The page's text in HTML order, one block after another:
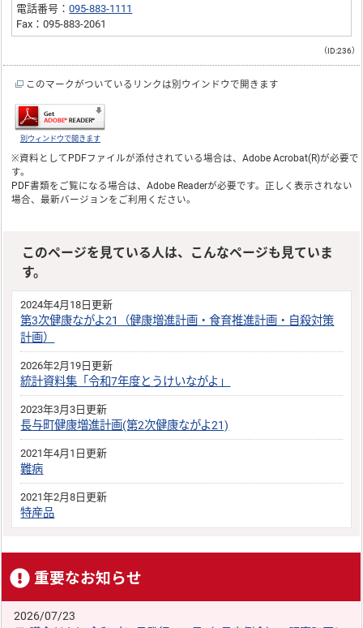
電話番号：095-883-1111
Fax：095-883-2061
（ID:236）
このマークがついているリンクは別ウインドウで開きます
別ウィンドウで開きます
※資料としてPDFファイルが添付されている場合は、Adobe Acrobat(R)が必要で
す。
PDF書類をご覧になる場合は、Adobe Readerが必要です。正しく表示されない
場合、最新バージョンをご利用ください。
このページを見ている人は、こんなページも見ていま
す。
2024年4月18日更新
第3次健康ながよ21（健康増進計画・食育推進計画・自殺対策
計画）
2026年2月19日更新
統計資料集「令和7年度とうけいながよ」
2023年3月3日更新
長与町健康増進計画(第2次健康ながよ21)
2021年4月1日更新
難病
2021年2月8日更新
特産品
重要なお知らせ
2026/07/23